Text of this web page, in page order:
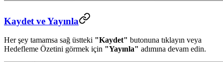
Kaydet ve Yayınla
Her şey tamamsa sağ üstteki "Kaydet" butonuna tıklayın veya
Hedefleme Özetini görmek için "Yayınla" adımına devam edin.